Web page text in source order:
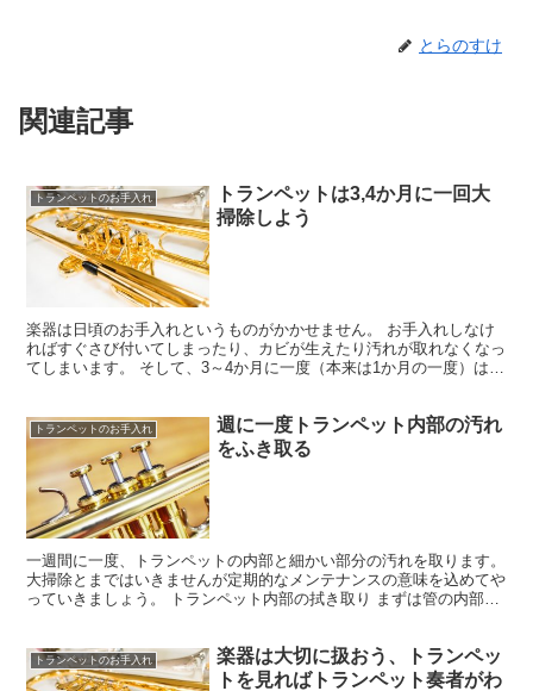
とらのすけ
関連記事
トランペットのお手入れ
トランペットは3,4か月に一回大
掃除しよう
楽器は日頃のお手入れというものがかかせません。 お手入れしなけ
ればすぐさび付いてしまったり、カビが生えたり汚れが取れなくなっ
てしまいます。 そして、3～4か月に一度（本来は1か月の一度）は内
トランペットのお手入れ
週に一度トランペット内部の汚れ
をふき取る
一週間に一度、トランペットの内部と細かい部分の汚れを取ります。
大掃除とまではいきませんが定期的なメンテナンスの意味を込めてや
っていきましょう。 トランペット内部の拭き取り まずは管の内部を
トランペットのお手入れ
楽器は大切に扱おう、トランペッ
トを見ればトランペット奏者がわ